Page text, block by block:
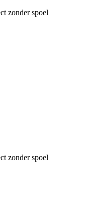
zonder spoel
zonder spoel